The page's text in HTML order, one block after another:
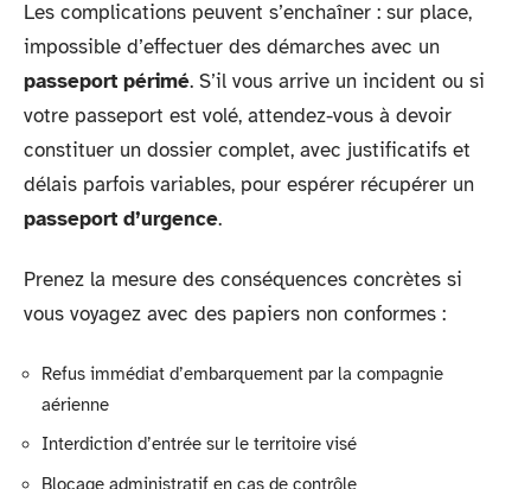
Les complications peuvent s’enchaîner : sur place,
impossible d’effectuer des démarches avec un
passeport périmé. S’il vous arrive un incident ou si
votre passeport est volé, attendez-vous à devoir
constituer un dossier complet, avec justificatifs et
délais parfois variables, pour espérer récupérer un
passeport d’urgence.
Prenez la mesure des conséquences concrètes si
vous voyagez avec des papiers non conformes :
Refus immédiat d’embarquement par la compagnie
aérienne
Interdiction d’entrée sur le territoire visé
Blocage administratif en cas de contrôle